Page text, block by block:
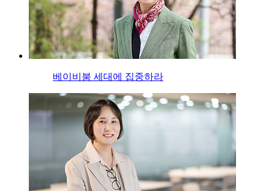
베이비붐 세대에 집중하라